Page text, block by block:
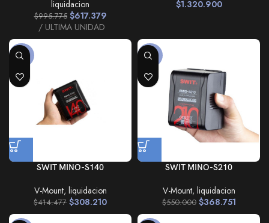
liquidacion
$995.775 $617.379
ULTIMA UNIDAD
$1.320.900
-26%
SWIT MINO-S140
V-Mount, liquidacion
$414.477 $308.210
-33%
SWIT MINO-S210
V-Mount, liquidacion
$550.000 $368.751